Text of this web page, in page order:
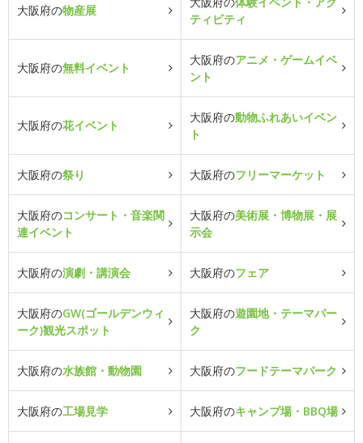
大阪府の物産展
ティビティ
大阪府の無料イベント
大阪府のアニメ・ゲームイベ
ント
大阪府の花イベント
大阪府の動物ふれあいイベン
ト
大阪府の祭り 大阪府のフリーマーケット
大阪府のコンサート・音楽関
連イベント
大阪府の美術展・博物展・展
示会
大阪府の演劇・講演会 大阪府のフェア
大阪府のGW(ゴールデンウィ
ーク)観光スポット
大阪府の遊園地・テーマパー
ク
大阪府の水族館・動物園 大阪府のフードテーマパーク
大阪府の工場見学 大阪府のキャンプ場・BBQ場